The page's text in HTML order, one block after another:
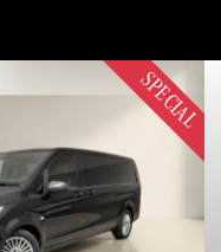
SPECIAL